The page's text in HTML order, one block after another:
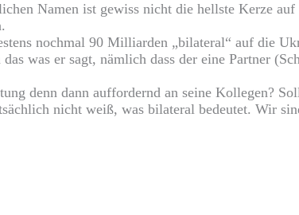
Namen ist gewiss nicht die hellste Kerze
nochmal 90 Milliarden „bilateral“ auf die
was er sagt, nämlich dass der eine Partner
denn dann auffordernd an seine Kollegen?
nicht weiß, was bilateral bedeutet. Wir